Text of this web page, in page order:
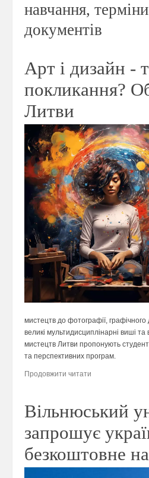
навчання,
документів
Арт і дизайн -
покликання?
Литви
мистецтв до фотографії,
великі мультидисциплінарні виші та
мистецтв Литви пропонують
та перспективних програм.
Продовжити читати
Вільнюський
запрошує
безкоштовне